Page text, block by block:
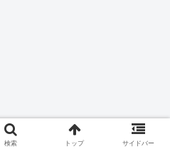
検索 トップ サイドバー